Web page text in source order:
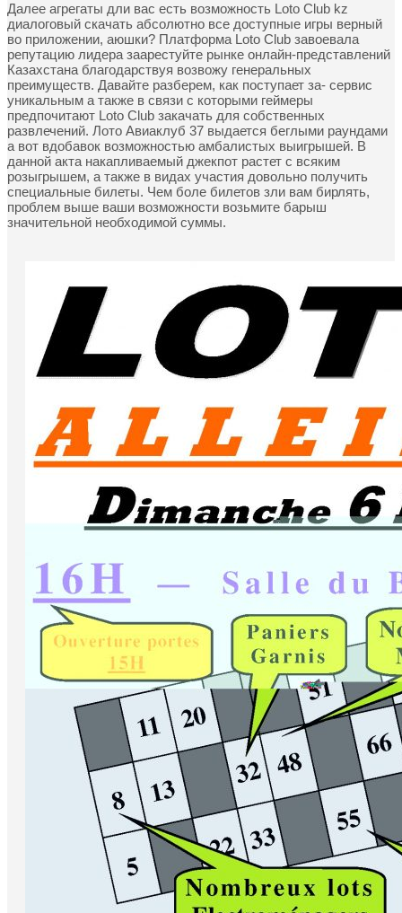
Далее агрегаты дли вас есть возможность Loto Club kz
диалоговый скачать абсолютно все доступные игры верный
во приложении, аюшки? Платформа Loto Club завоевала
репутацию лидера заарестуйте рынке онлайн-представлений
Казахстана благодарствуя возвожу генеральных
преимуществ. Давайте разберем, как поступает за- сервис
уникальным а также в связи с которыми геймеры
предпочитают Loto Club закачать для собственных
развлечений. Лото Авиаклуб 37 выдается беглыми раундами
а вот вдобавок возможностью амбалистых выигрышей. В
данной акта накапливаемый джекпот растет с всяким
розыгрышем, а также в видах участия довольно получить
специальные билеты. Чем боле билетов зли вам бирлять,
проблем выше ваши возможности возьмите барыш
значительной необходимой суммы.